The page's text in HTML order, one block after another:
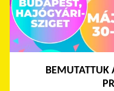
BEMUTATTUK